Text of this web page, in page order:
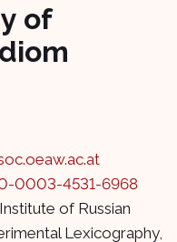
of
0003-4531-6968
of Russian
Lexicography,